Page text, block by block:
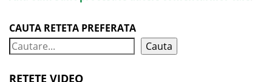
CAUTA RETETA PREFERATA
Cauta
RETETE VIDEO